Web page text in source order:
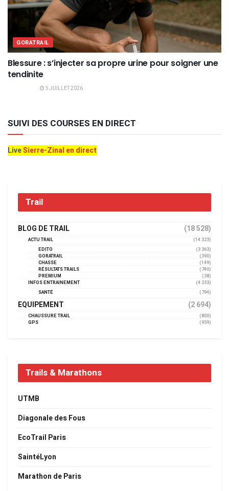
GORATRAIL
Blessure : s’injecter sa propre urine pour soigner une
tendinite
5 JUILLET 2026
SUIVI DES COURSES EN DIRECT
LiveSierre-Zinal en direct
Trail
BLOG DE TRAIL (18 528)
ACTU TRAIL
(14 323)
EDITO
(3 363)
GORATRAIL
(390)
CHASSE
(149)
RÉSULTATS TRAILS
(740)
PREMIUM
(38)
INFOS ENTRAINEMENT
(4 233)
SANTÉ
(794)
EQUIPEMENT (2 694)
CHAUSSURE TRAIL
(800)
GPS
(959)
Trails & Marathons
UTMB
Diagonale des Fous
EcoTrail Paris
SaintéLyon
Marathon de Paris